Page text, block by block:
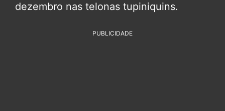
dezembro nas telonas tupiniquins.
PUBLICIDADE